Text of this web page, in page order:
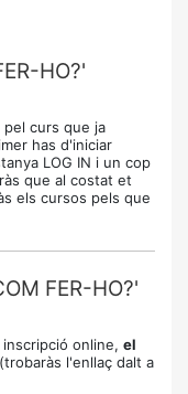
HO?'
pel curs que ja
has d'iniciar
LOG IN i un cop
que al costat et
els cursos pels que
FER-HO?'
online, el
(trobaràs l'enllaç dalt a